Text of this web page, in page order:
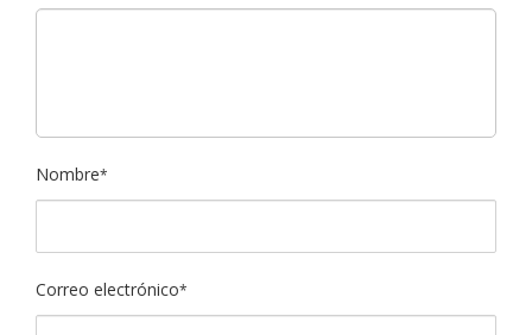
Nombre*
Correo electrónico*